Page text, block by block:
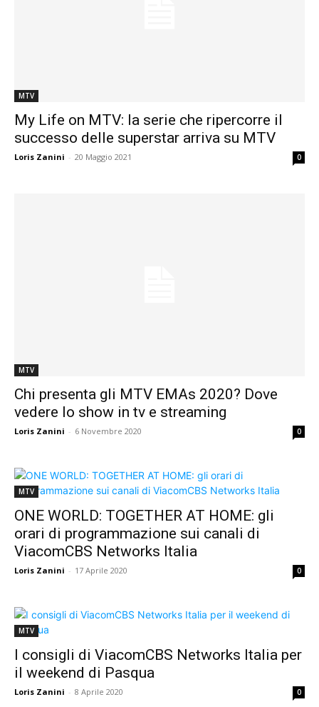
MTV
My Life on MTV: la serie che ripercorre il
successo delle superstar arriva su MTV
Loris Zanini - 20 Maggio 2021 0
MTV
Chi presenta gli MTV EMAs 2020? Dove
vedere lo show in tv e streaming
Loris Zanini - 6 Novembre 2020 0
MTV
ONE WORLD: TOGETHER AT HOME: gli
orari di programmazione sui canali di
ViacomCBS Networks Italia
Loris Zanini - 17 Aprile 2020 0
MTV
I consigli di ViacomCBS Networks Italia per
il weekend di Pasqua
Loris Zanini - 8 Aprile 2020 0